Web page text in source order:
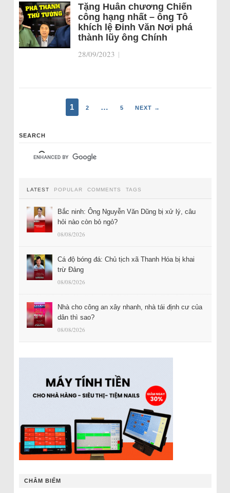
Tặng Huân chương Chiến
công hạng nhất – ông Tô
khích lệ Đinh Văn Nơi phá
thành lũy ông Chính
28/09/2023 |
1 2 … 5 NEXT →
SEARCH
LATEST POPULAR COMMENTS TAGS
Bắc ninh: Ông Nguyễn Văn Dũng bị xử lý, câu
hỏi nào còn bỏ ngỏ?
08/08/2026
Cá độ bóng đá: Chủ tịch xã Thanh Hóa bị khai
trừ Đảng
08/08/2026
Nhà cho công an xây nhanh, nhà tái định cư của
dân thì sao?
08/08/2026
CHÂM BIẾM